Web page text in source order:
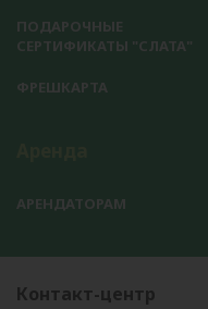
ПОДАРОЧНЫЕ
СЕРТИФИКАТЫ "СЛАТА"
ФРЕШКАРТА
АРЕНДАТОРАМ
Контакт-центр